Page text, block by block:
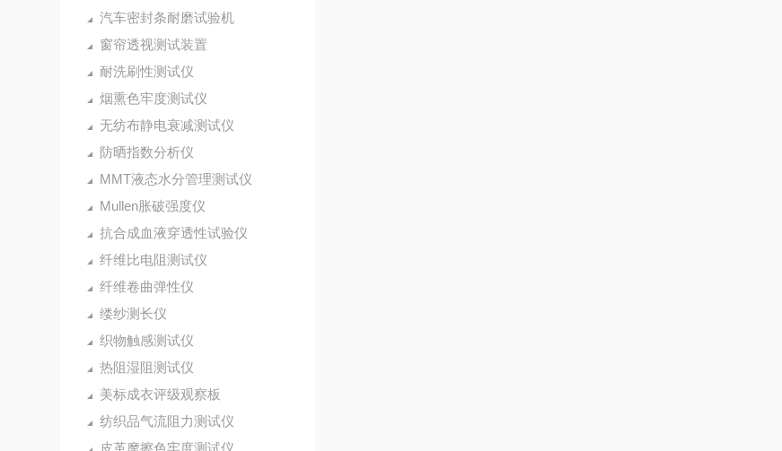
汽车密封条耐磨试验机
窗帘透视测试装置
耐洗刷性测试仪
烟熏色牢度测试仪
无纺布静电衰减测试仪
防晒指数分析仪
MMT液态水分管理测试仪
Mullen胀破强度仪
抗合成血液穿透性试验仪
纤维比电阻测试仪
纤维卷曲弹性仪
缕纱测长仪
织物触感测试仪
热阻湿阻测试仪
美标成衣评级观察板
纺织品气流阻力测试仪
皮革摩擦色牢度测试仪